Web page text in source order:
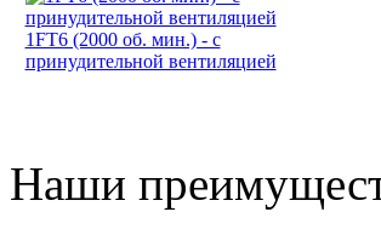
1FT6 (2000 об. мин.) - с
принудительной вентиляцией
Наши